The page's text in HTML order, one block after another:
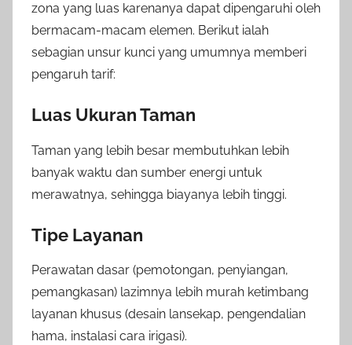
zona yang luas karenanya dapat dipengaruhi oleh
bermacam-macam elemen. Berikut ialah
sebagian unsur kunci yang umumnya memberi
pengaruh tarif:
Luas Ukuran Taman
Taman yang lebih besar membutuhkan lebih
banyak waktu dan sumber energi untuk
merawatnya, sehingga biayanya lebih tinggi.
Tipe Layanan
Perawatan dasar (pemotongan, penyiangan,
pemangkasan) lazimnya lebih murah ketimbang
layanan khusus (desain lansekap, pengendalian
hama, instalasi cara irigasi).